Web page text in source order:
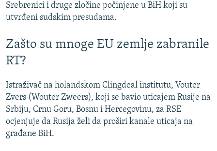
Srebrenici i druge zločine počinjene u BiH koji su
utvrđeni sudskim presudama.
Zašto su mnoge EU zemlje zabranile
RT?
Istraživač na holandskom Clingdeal institutu, Vouter
Zvers (Wouter Zweers), koji se bavio uticajem Rusije na
Srbiju, Crnu Goru, Bosnu i Hercegovinu, za RSE
ocjenjuje da Rusija želi da proširi kanale uticaja na
građane BiH.